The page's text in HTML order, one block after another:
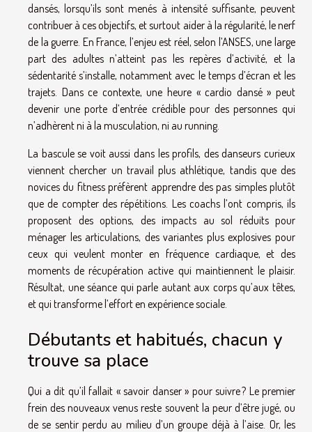
dansés, lorsqu’ils sont menés à intensité suffisante, peuvent
contribuer à ces objectifs, et surtout aider à la régularité, le nerf
de la guerre. En France, l’enjeu est réel, selon l’ANSES, une large
part des adultes n’atteint pas les repères d’activité, et la
sédentarité s’installe, notamment avec le temps d’écran et les
trajets. Dans ce contexte, une heure « cardio dansé » peut
devenir une porte d’entrée crédible pour des personnes qui
n’adhèrent ni à la musculation, ni au running.
La bascule se voit aussi dans les profils, des danseurs curieux
viennent chercher un travail plus athlétique, tandis que des
novices du fitness préfèrent apprendre des pas simples plutôt
que de compter des répétitions. Les coachs l’ont compris, ils
proposent des options, des impacts au sol réduits pour
ménager les articulations, des variantes plus explosives pour
ceux qui veulent monter en fréquence cardiaque, et des
moments de récupération active qui maintiennent le plaisir.
Résultat, une séance qui parle autant aux corps qu’aux têtes,
et qui transforme l’effort en expérience sociale.
Débutants et habitués, chacun y
trouve sa place
Qui a dit qu’il fallait « savoir danser » pour suivre ? Le premier
frein des nouveaux venus reste souvent la peur d’être jugé, ou
de se sentir perdu au milieu d’un groupe déjà à l’aise. Or, les